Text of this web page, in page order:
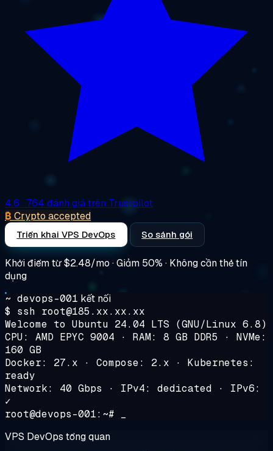
4.6 · 764 đánh giá trên Trustpilot
₿ Crypto accepted
Triển khai VPS DevOps So sánh gói
Khởi điểm từ$2.48/mo · Giảm 50% · Không cần thẻ tín
dụng
~ devops-001 kết nối
$ ssh root@185.xx.xx.xx
Welcome to Ubuntu 24.04 LTS (GNU/Linux 6.8)
CPU: AMD EPYC 9004 · RAM: 8 GB DDR5 · NVMe:
160 GB
Docker: 27.x · Compose: 2.x · Kubernetes:
ready
Network: 40 Gbps · IPv4: dedicated · IPv6:
✓
root@devops-001:~# _
VPS DevOps tổng quan